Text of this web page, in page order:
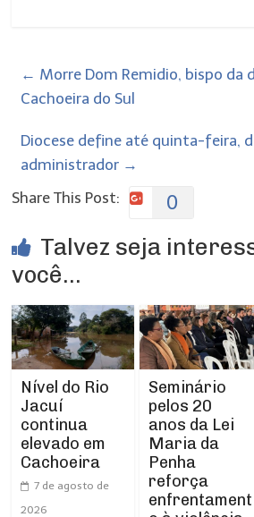
← Morre Dom Remidio, bispo da
Cachoeira do Sul
Diocese define até quinta-feira,
administrador →
Share This Post:
0
Talvez seja
você...
Nível do Rio
Jacuí
continua
elevado em
Cachoeira
7 de agosto de
2026
Seminário
pelos 20
anos da Lei
Maria da
Penha
reforça
enfrentament